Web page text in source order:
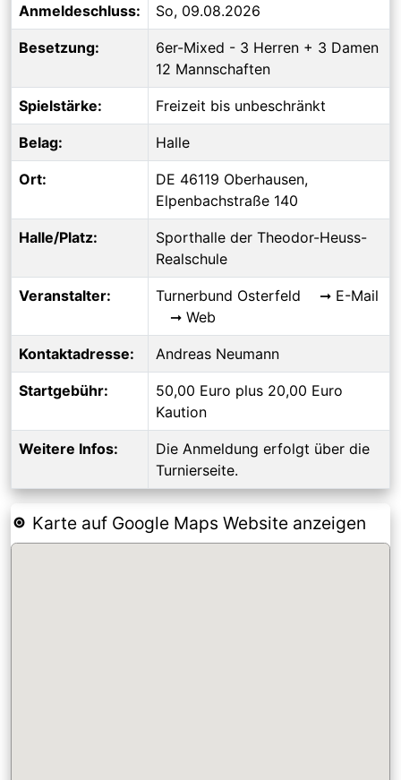
Anmeldeschluss: So, 09.08.2026
Besetzung:
6er-Mixed - 3 Herren + 3 Damen
12 Mannschaften
Spielstärke: Freizeit bis unbeschränkt
Belag: Halle
Ort:
DE 46119 Oberhausen,
Elpenbachstraße 140
Halle/Platz:
Sporthalle der Theodor-Heuss-
Realschule
Veranstalter: Turnerbund Osterfeld
E-Mail
Web
Kontaktadresse: Andreas Neumann
Startgebühr:
50,00 Euro plus 20,00 Euro
Kaution
Weitere Infos:
Die Anmeldung erfolgt über die
Turnierseite.
Karte auf Google Maps Website anzeigen